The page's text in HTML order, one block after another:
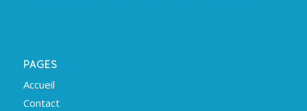
PAGES
Accueil
Contact